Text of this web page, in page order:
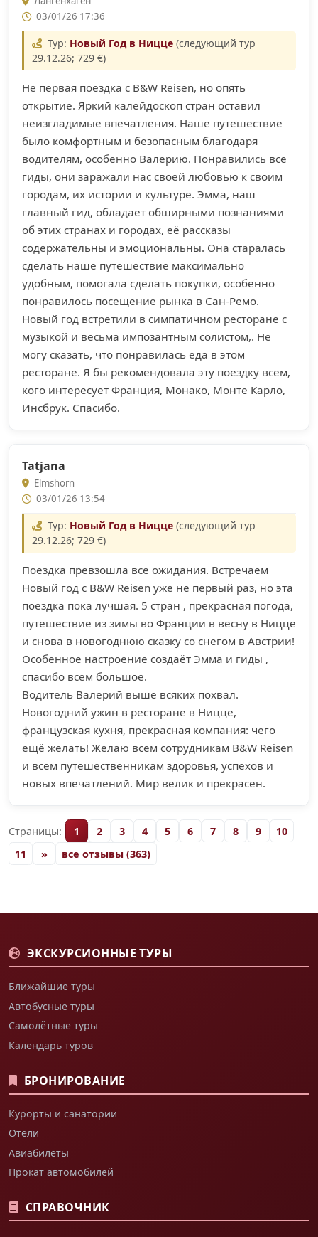
03/01/26 17:36
Тур: Новый Год в Ницце(следующий тур
29.12.26; 729 €)
Не первая поездка с B&W Reisen, но опять
открытие. Яркий калейдоскоп стран оставил
неизгладимые впечатления. Наше путешествие
было комфортным и безопасным благодаря
водителям, особенно Валерию. Понравились все
гиды, они заражали нас своей любовью к своим
городам, их истории и культуре. Эмма, наш
главный гид, обладает обширными познаниями
об этих странах и городах, её рассказы
содержательны и эмоциональны. Она старалась
сделать наше путешествие максимально
удобным, помогала сделать покупки, особенно
понравилось посещение рынка в Сан-Ремо.
Новый год встретили в симпатичном ресторане с
музыкой и весьма импозантным солистом,. Не
могу сказать, что понравилась еда в этом
ресторане. Я бы рекомендовала эту поездку всем,
кого интересует Франция, Монако, Монте Карло,
Инсбрук. Спасибо.
Tatjana
Elmshorn
03/01/26 13:54
Тур: Новый Год в Ницце(следующий тур
29.12.26; 729 €)
Поездка превзошла все ожидания. Встречаем
Новый год с B&W Reisen уже не первый раз, но эта
поездка пока лучшая. 5 стран , прекрасная погода,
путешествие из зимы во Франции в весну в Ницце
и снова в новогоднюю сказку со снегом в Австрии!
Особенное настроение создаёт Эмма и гиды ,
спасибо всем большое.
Водитель Валерий выше всяких похвал.
Новогодний ужин в ресторане в Ницце,
французская кухня, прекрасная компания: чего
ещё желать! Желаю всем сотрудникам B&W Reisen
и всем путешественникам здоровья, успехов и
новых впечатлений. Мир велик и прекрасен.
Страницы: 1 2 3 4 5 6 7 8 9
10
11
» все отзывы (363)
ЭКСКУРСИОННЫЕ ТУРЫ
Ближайшие туры
Автобусные туры
Самолётные туры
Календарь туров
БРОНИРОВАНИЕ
Курорты и санатории
Отели
Авиабилеты
Прокат автомобилей
СПРАВОЧНИК